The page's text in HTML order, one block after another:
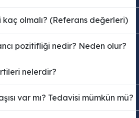
kaç olmalı? (Referans değerleri)
pozitifliği nedir? Neden olur?
nelerdir?
var mı? Tedavisi mümkün mü?